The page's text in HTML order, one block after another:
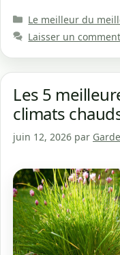
Catégories
Le meilleur du
Laisser un
Les 5
climats
juin 12, 2026 par